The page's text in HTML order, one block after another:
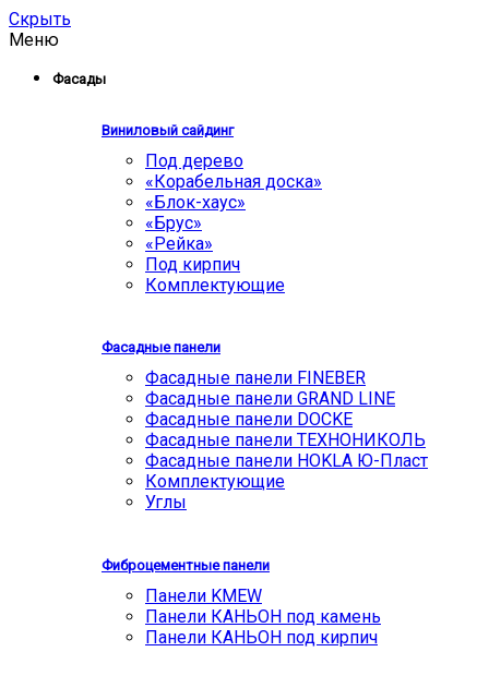
Скрыть
Меню
Фасады
Виниловый сайдинг
Под дерево
«Корабельная доска»
«Блок-хаус»
«Брус»
«Рейка»
Под кирпич
Комплектующие
Фасадные панели
Фасадные панели FINEBER
Фасадные панели GRAND LINE
Фасадные панели DOCKE
Фасадные панели ТЕХНОНИКОЛЬ
Фасадные панели HOKLA Ю-Пласт
Комплектующие
Углы
Фиброцементные панели
Панели KMEW
Панели КАНЬОН под камень
Панели КАНЬОН под кирпич